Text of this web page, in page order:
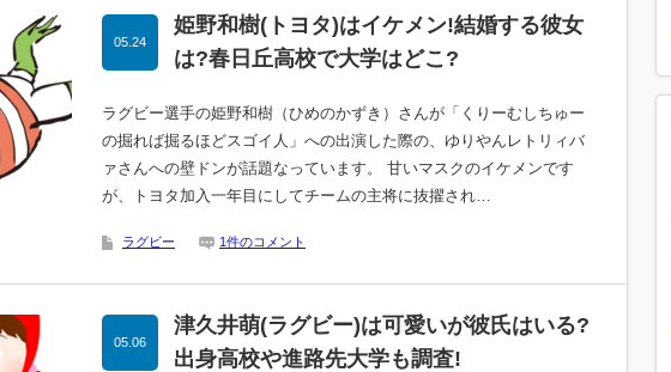
姫野和樹(トヨタ)はイケメン!結婚する彼女
は?春日丘高校で大学はどこ?
05.24
ラグビー選手の姫野和樹（ひめのかずき）さんが「くりーむしちゅー
の掘れば掘るほどスゴイ人」への出演した際の、ゆりやんレトリィバ
ァさんへの壁ドンが話題なっています。 甘いマスクのイケメンです
が、トヨタ加入一年目にしてチームの主将に抜擢され…
ラグビー 1件のコメント
津久井萌(ラグビー)は可愛いが彼氏はいる?
出身高校や進路先大学も調査!
05.06